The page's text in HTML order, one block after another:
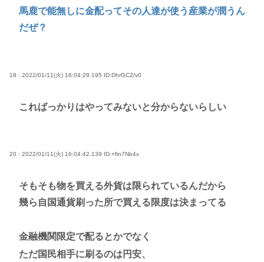
馬鹿で能無しに金配ってその人達が使う産業が潤うん
だぜ？
18 : 2022/01/11(火) 16:04:29.195 ID:DhrGCZ/v0
こればっかりはやってみないと分からないらしい
20 : 2022/01/11(火) 16:04:42.139 ID:+fin7Nb4x
そもそも物を買える外貨は限られているんだから
幾ら自国通貨刷った所で買える限度は決まってる
金融機関限定で配るとかでなく
ただ国民相手に刷るのは円安、